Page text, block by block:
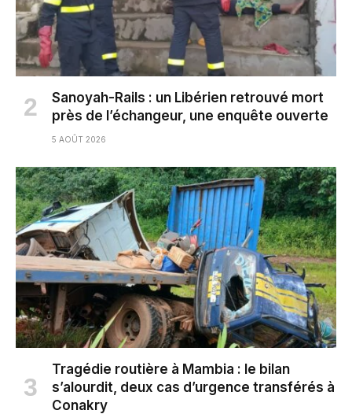
Sanoyah-Rails : un Libérien retrouvé mort
près de l’échangeur, une enquête ouverte
5 AOÛT 2026
Tragédie routière à Mambia : le bilan
s’alourdit, deux cas d’urgence transférés à
Conakry